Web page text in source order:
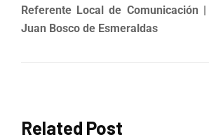
Referente Local de Comunicación
Juan Bosco de Esmeraldas
Related Post